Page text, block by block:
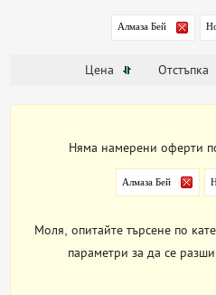
Алмаза Бей
Цена Отстъпка
Няма намерени оферти
Алмаза Бей
Моля, опитайте търсене по
параметри за да се